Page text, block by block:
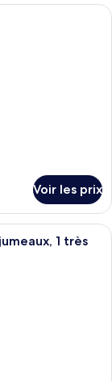
avec un
Voir les prix
avec un
1 très